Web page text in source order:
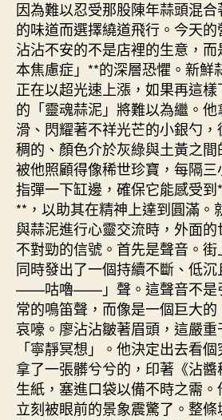
因為難以忍受那股陳年蒜頭混
的味道而選擇繞道飛行。今天
沾沾不安的不是店裡的生意，
本焦慮症」**的深層恐懼。新鮮
正在以超光速上漲，如果再這
的「靈魂蒜泥」將難以為繼。
滑、閃耀著不祥光芒的小銀勺
稠的、顏色介於灰綠與土黃之
被他照顧得像稀世珍寶，每隔
指彈一下缸邊，確保它能感受到
**，以助其在精神上達到圓滿。
與蒜泥進行心靈交流時，外面
不對勁的信號。首先是聲音。
同時發出了一個持續不斷、低
——咕嚕——」聲。這聲音不是
常的鳴笛聲，而像是一個巨大
哀嚎。廖沾沾皺著眉頭，這嚴
「寧靜冥想」。他決定出去看
拿了一張髒兮兮的，印著《沾
生紙，塞進口袋以備不時之需。
立刻被眼前的景象震驚了。整條